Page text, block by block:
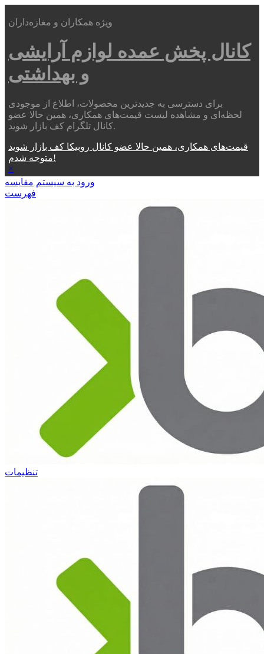
ویژه همکاران و مغازه‌داران
کانال پخش عمده لوازم آرایشی
و بهداشتی
برای دسترسی به جدیدترین محصولات، اطلاع از موجودی
لحظه‌ای و مشاهده لیست قیمت‌های همکاری، همین حالا عضو
کانال تلگرام کف بازار شوید.
قیمت‌های همکاری، همین حالا عضو کانال روبیکا کف بازار شوید
متوجه شدم!
×
ورود به سیستم مقایسه
فهرست
تنظیمات